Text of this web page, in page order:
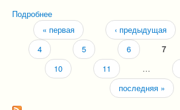
Подробнее
Страницы
« первая ‹ предыдущая
4
5 6 7
10
11 …
последняя »